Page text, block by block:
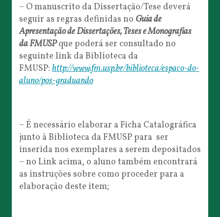
– O manuscrito da Dissertação/Tese deverá
seguir as regras definidas no Guia de
Apresentação de Dissertações, Teses e Monografias
da FMUSPque poderá ser consultado no
seguinte link da Biblioteca da
FMUSP: http://www.fm.usp.br/biblioteca/espaco-do-
aluno/pos-graduando
– É necessário elaborar a Ficha Catalográfica
junto à Biblioteca da FMUSP para ser
inserida nos exemplares a serem depositados
– no Link acima, o aluno também encontrará
as instruções sobre como proceder para a
elaboração deste item;